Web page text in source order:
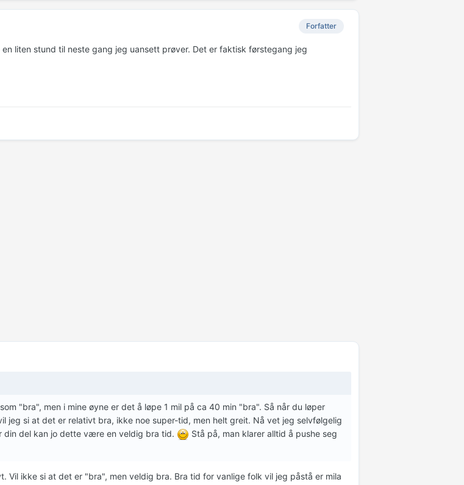
Forfatter
liten stund til neste gang jeg uansett prøver. Det er faktisk førstegang jeg
"bra", men i mine øyne er det å løpe 1 mil på ca 40 min "bra". Så når du løper
jeg si at det er relativt bra, ikke noe super-tid, men helt greit. Nå vet jeg selvfølgelig
din del kan jo dette være en veldig bra tid.
Stå på, man klarer alltid å pushe seg
Vil ikke si at det er "bra", men veldig bra. Bra tid for vanlige folk vil jeg påstå er mila